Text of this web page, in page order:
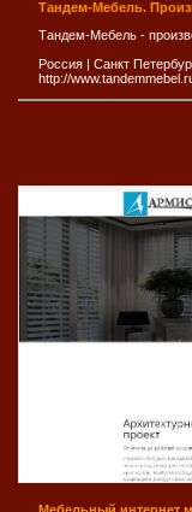
Тандем-Мебель.
Тандем-Мебель -
Россия | Санкт
http://